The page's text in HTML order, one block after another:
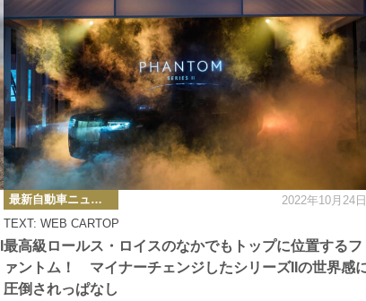
最高級ロールス・ロイスのなかでもトップに位置するフ
ァントム！ マイナーチェンジしたシリーズIIの世界感
圧倒されっぱなし
TEXT: WEB CARTOP
カ
テ
ゴ
リ
ー
最新自動車ニュース 2022年10月24日